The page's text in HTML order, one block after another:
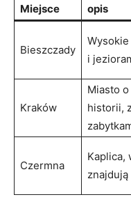
Miejsce opis
Bieszczady
i​
Kraków
Miasto
historii,
Czermna
Kaplica,